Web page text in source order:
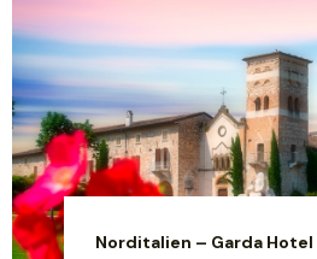
Norditalien – Garda Hotel